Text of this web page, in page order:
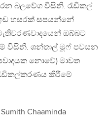
බලවේග විසිනි. රැඩිකල්
ඉඩ හසරක් සපයන්නේ
මැතිවරණවාදයෙන් ඔබ්බට
විසිනි. ශන්තාල් මූෆ් පවසන
නොවේ) මාවත
රැඩිකල්කරණය කිරීමේ
Chaaminda